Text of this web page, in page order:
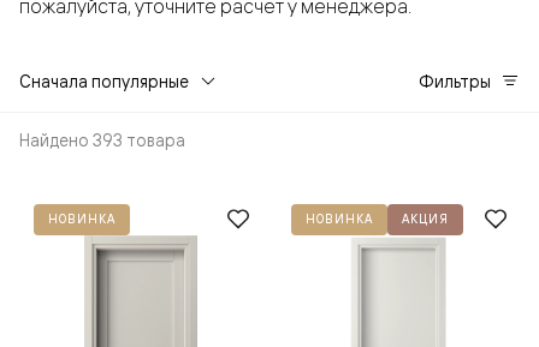
пожалуйста, уточните расчёт у менеджера.
Сначала популярные Фильтры
Найдено 393 товара
НОВИНКА НОВИНКА АКЦИЯ